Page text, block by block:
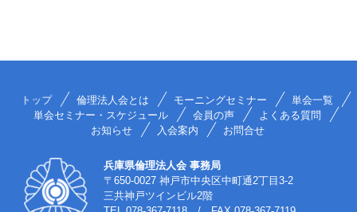
トップ 倫理法人会とは モーニングセミナー
単会一覧
単会セミナー・スケジュール
会員の声
よくある質問
お知らせ
入会案内 お問合せ
兵庫県倫理法人会 事務局
〒650-0027 神戸市中央区中町通2丁目3-2
三共神戸ツインビル2階